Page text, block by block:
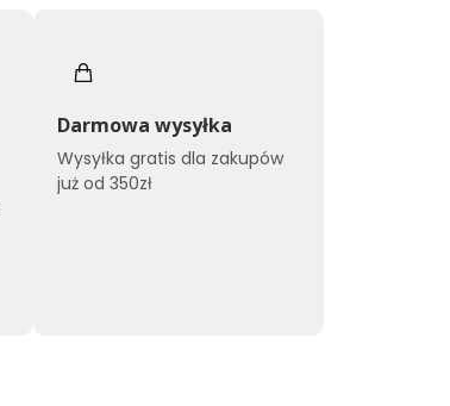
Darmowa wysyłka
Wysyłka gratis dla zakupów
już od 350zł